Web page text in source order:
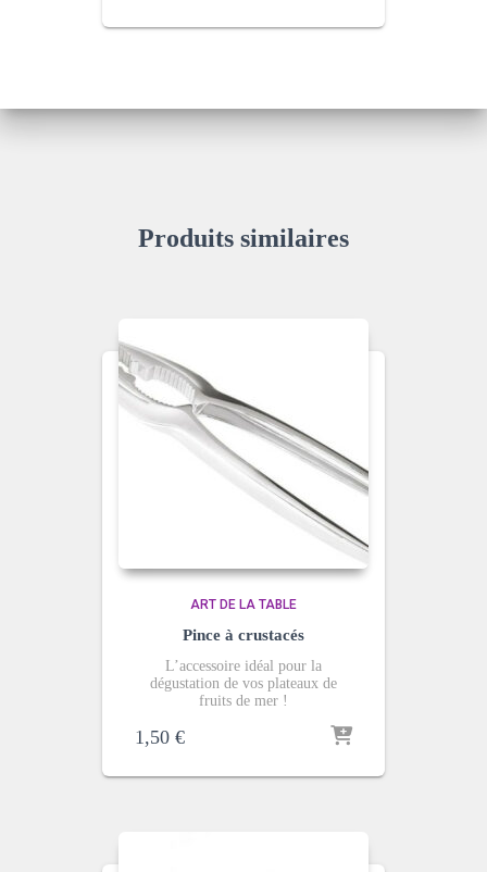
Produits similaires
ART DE LA TABLE
Pince à crustacés
L’accessoire idéal pour la
dégustation de vos plateaux de
fruits de mer !
1,50 €